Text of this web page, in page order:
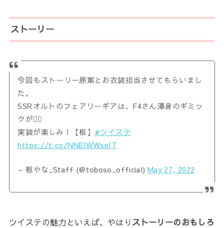
ストーリー
今回もストーリー原案とお衣装担当させてもらいまし
た。
SSRオルトのフェアリーギアは、F4さん渾身のギミッ
クが🧚‍♂️
実装が楽しみ！【枢】 #ツイステ
https://t.co/NNElWWspIT
— 枢やな_Staff (@toboso_official) May 27, 2022
ツイステの魅力といえば、やはり ストーリーのおもしろ